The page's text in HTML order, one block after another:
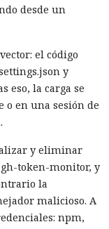
desde un
el código
y
eso, la carga se
o en una sesión de
y eliminar
token-monitor, y
la
malicioso. A
npm,
más
usan IA
que la